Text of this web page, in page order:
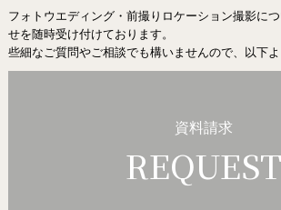
フォトウエディング・前撮りロケーション撮影に
せを随時受け付けております。
些細なご質問やご相談でも構いませんので、以下よ
資料請求
REQUEST